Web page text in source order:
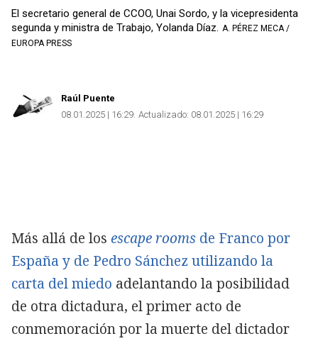
El secretario general de CCOO, Unai Sordo, y la vicepresidenta
segunda y ministra de Trabajo, Yolanda Díaz. A. PÉREZ MECA /
EUROPA PRESS
Raúl Puente
08.01.2025 | 16:29 Actualizado: 08.01.2025 | 16:29
Más allá de los escape rooms de Franco por
España y de Pedro Sánchez utilizando la
carta del miedo adelantando la posibilidad
de otra dictadura, el primer acto de
conmemoración por la muerte del dictador